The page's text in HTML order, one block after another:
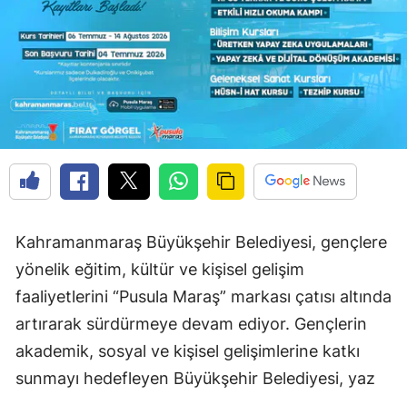
Kahramanmaraş Büyükşehir Belediyesi, gençlere
yönelik eğitim, kültür ve kişisel gelişim
faaliyetlerini “Pusula Maraş” markası çatısı altında
artırarak sürdürmeye devam ediyor. Gençlerin
akademik, sosyal ve kişisel gelişimlerine katkı
sunmayı hedefleyen Büyükşehir Belediyesi, yaz